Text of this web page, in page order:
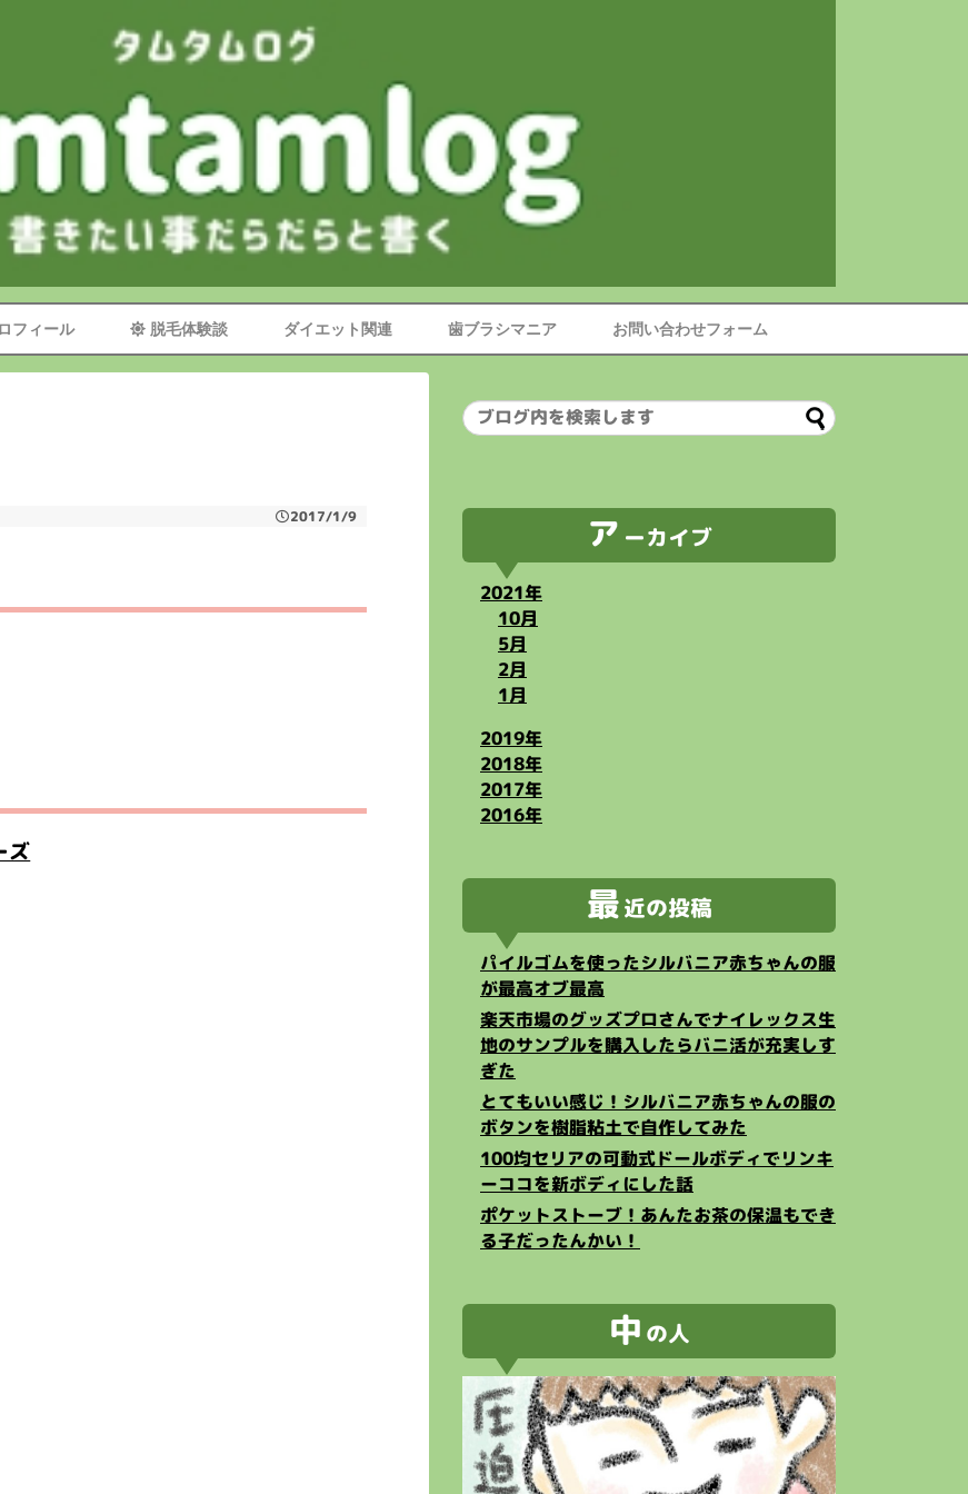
フィール 脱毛体験談 ダイエット関連 歯ブラシマニア お問い合わせフォーム
2017/1/9
ズ
ア ーカイブ
2021年
10月
5月
2月
1月
2019年
2018年
2017年
2016年
最近の投稿
パイルゴムを使ったシルバニア赤ちゃんの服
が最高オブ最高
楽天市場のグッズプロさんでナイレックス生
地のサンプルを購入したらバニ活が充実しす
ぎた
とてもいい感じ！シルバニア赤ちゃんの服の
ボタンを樹脂粘土で自作してみた
100均セリアの可動式ドールボディでリンキ
ーココを新ボディにした話
ポケットストーブ！あんたお茶の保温もでき
る子だったんかい！
中 の人
サイトマップ
管理人プロフィール
脱毛体験談
ダイエット関連
歯ブラシマニア